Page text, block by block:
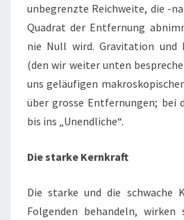
unbegrenzte Reichweite, die -
Quadrat der Entfernung
nie Null wird. Gravitation und
(den wir weiter unten
uns geläufigen
über grosse Entfernungen; bei
bis ins „Unendliche“.
Die starke Kernkraft
Die starke und die schwache
Folgenden behandeln, wirken